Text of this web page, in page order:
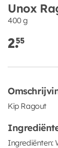
Unox
400 g
2.55
Kip Ragout
Ingrediënten: